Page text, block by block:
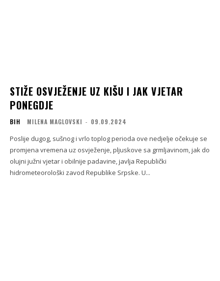
STIŽE OSVJEŽENJE UZ KIŠU I JAK VJETAR
PONEGDJE
BIH MILENA MAGLOVSKI - 09.09.2024
Poslije dugog, sušnog i vrlo toplog perioda ove nedjelje očekuje se
promjena vremena uz osvježenje, pljuskove sa grmljavinom, jak do
olujni južni vjetar i obilnije padavine, javlja Republički
hidrometeorološki zavod Republike Srpske. U...